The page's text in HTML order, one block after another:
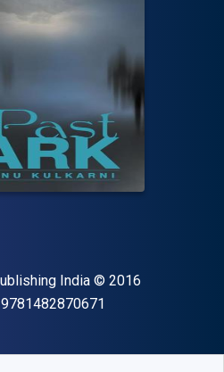
India Copyright
© 2016
9781482870671